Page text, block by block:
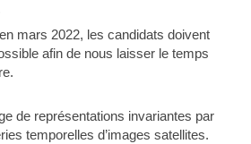
mars 2022, les candidats doivent
afin de nous laisser le temps
de représentations invariantes par
temporelles d’images satellites.